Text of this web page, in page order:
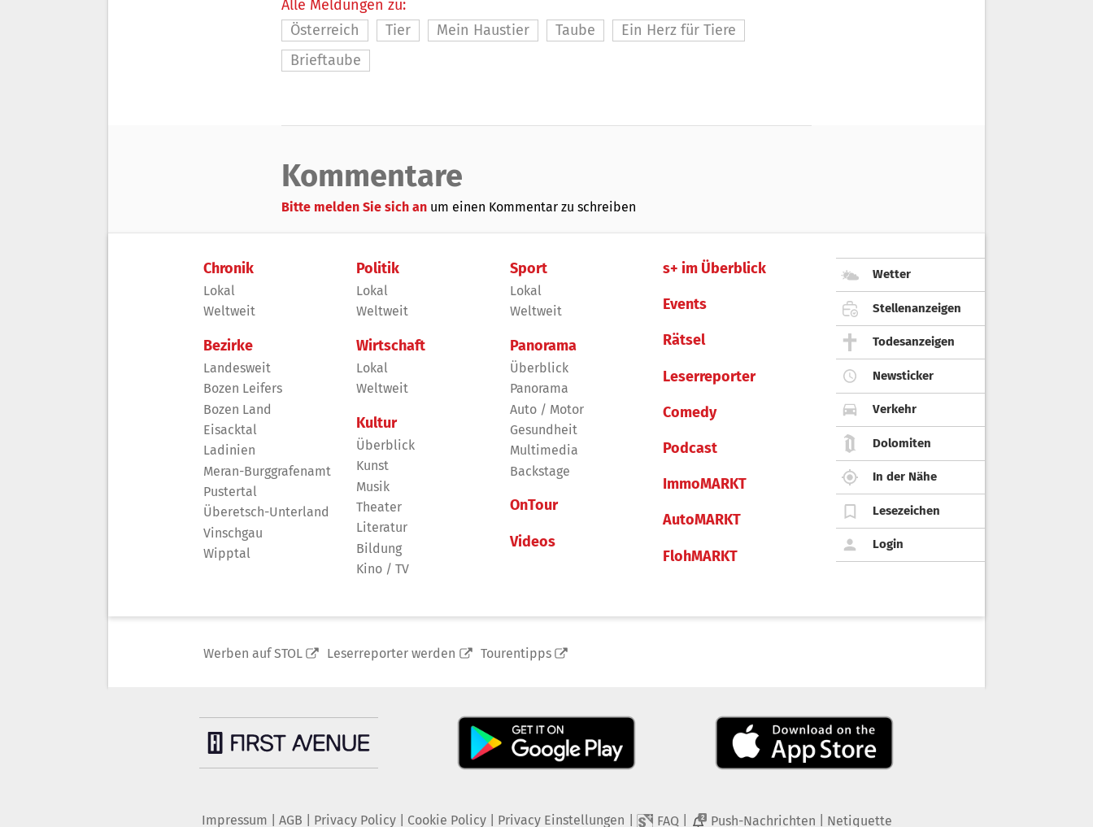
Alle Meldungen zu:
Österreich
Tier Mein Haustier Taube
Ein Herz für Tiere
Brieftaube
Kommentare
Bitte melden Sie sich an um einen Kommentar zu schreiben
Chronik
Lokal
Weltweit
Bezirke
Landesweit
Bozen Leifers
Bozen Land
Eisacktal
Ladinien
Meran-Burggrafenamt
Pustertal
Überetsch-Unterland
Vinschgau
Wipptal
Politik
Lokal
Weltweit
Wirtschaft
Lokal
Weltweit
Kultur
Überblick
Kunst
Musik
Theater
Literatur
Bildung
Kino / TV
Sport
Lokal
Weltweit
Panorama
Überblick
Panorama
Auto / Motor
Gesundheit
Multimedia
Backstage
OnTour
Videos
s+ im Überblick
Events
Rätsel
Leserreporter
Comedy
Podcast
ImmoMARKT
AutoMARKT
FlohMARKT
Wetter
Stellenanzeigen
Todesanzeigen
Newsticker
Verkehr
Dolomiten
In der Nähe
Lesezeichen
Login
Werben auf STOL Leserreporter werden Tourentipps
Impressum AGB Privacy Policy| Cookie Policy| Privacy Einstellungen FAQ 2 Push-Nachrichten Netiquette